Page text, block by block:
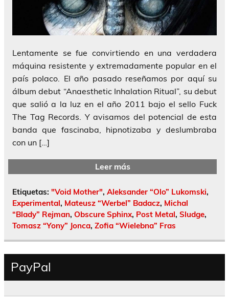
Lentamente se fue convirtiendo en una verdadera
máquina resistente y extremadamente popular en el
país polaco. El año pasado reseñamos por aquí su
álbum debut “Anaesthetic Inhalation Ritual”, su debut
que salió a la luz en el año 2011 bajo el sello Fuck
The Tag Records. Y avisamos del potencial de esta
banda que fascinaba, hipnotizaba y deslumbraba
con un […]
Leer más
Etiquetas: "Void Mother", Aleksander “Olo” Lukomski,
Experimental, Mateusz “Werbel” Badacz, Michal
“Blady” Rejman, Obscure Sphinx, Post Metal, Sludge,
Tomasz “Yony” Jonca, Zofia “Wielebna” Fras
PayPal